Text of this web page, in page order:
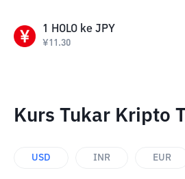
1 HOLO ke JPY
¥11.30
Kurs Tukar Kripto
USD INR EUR